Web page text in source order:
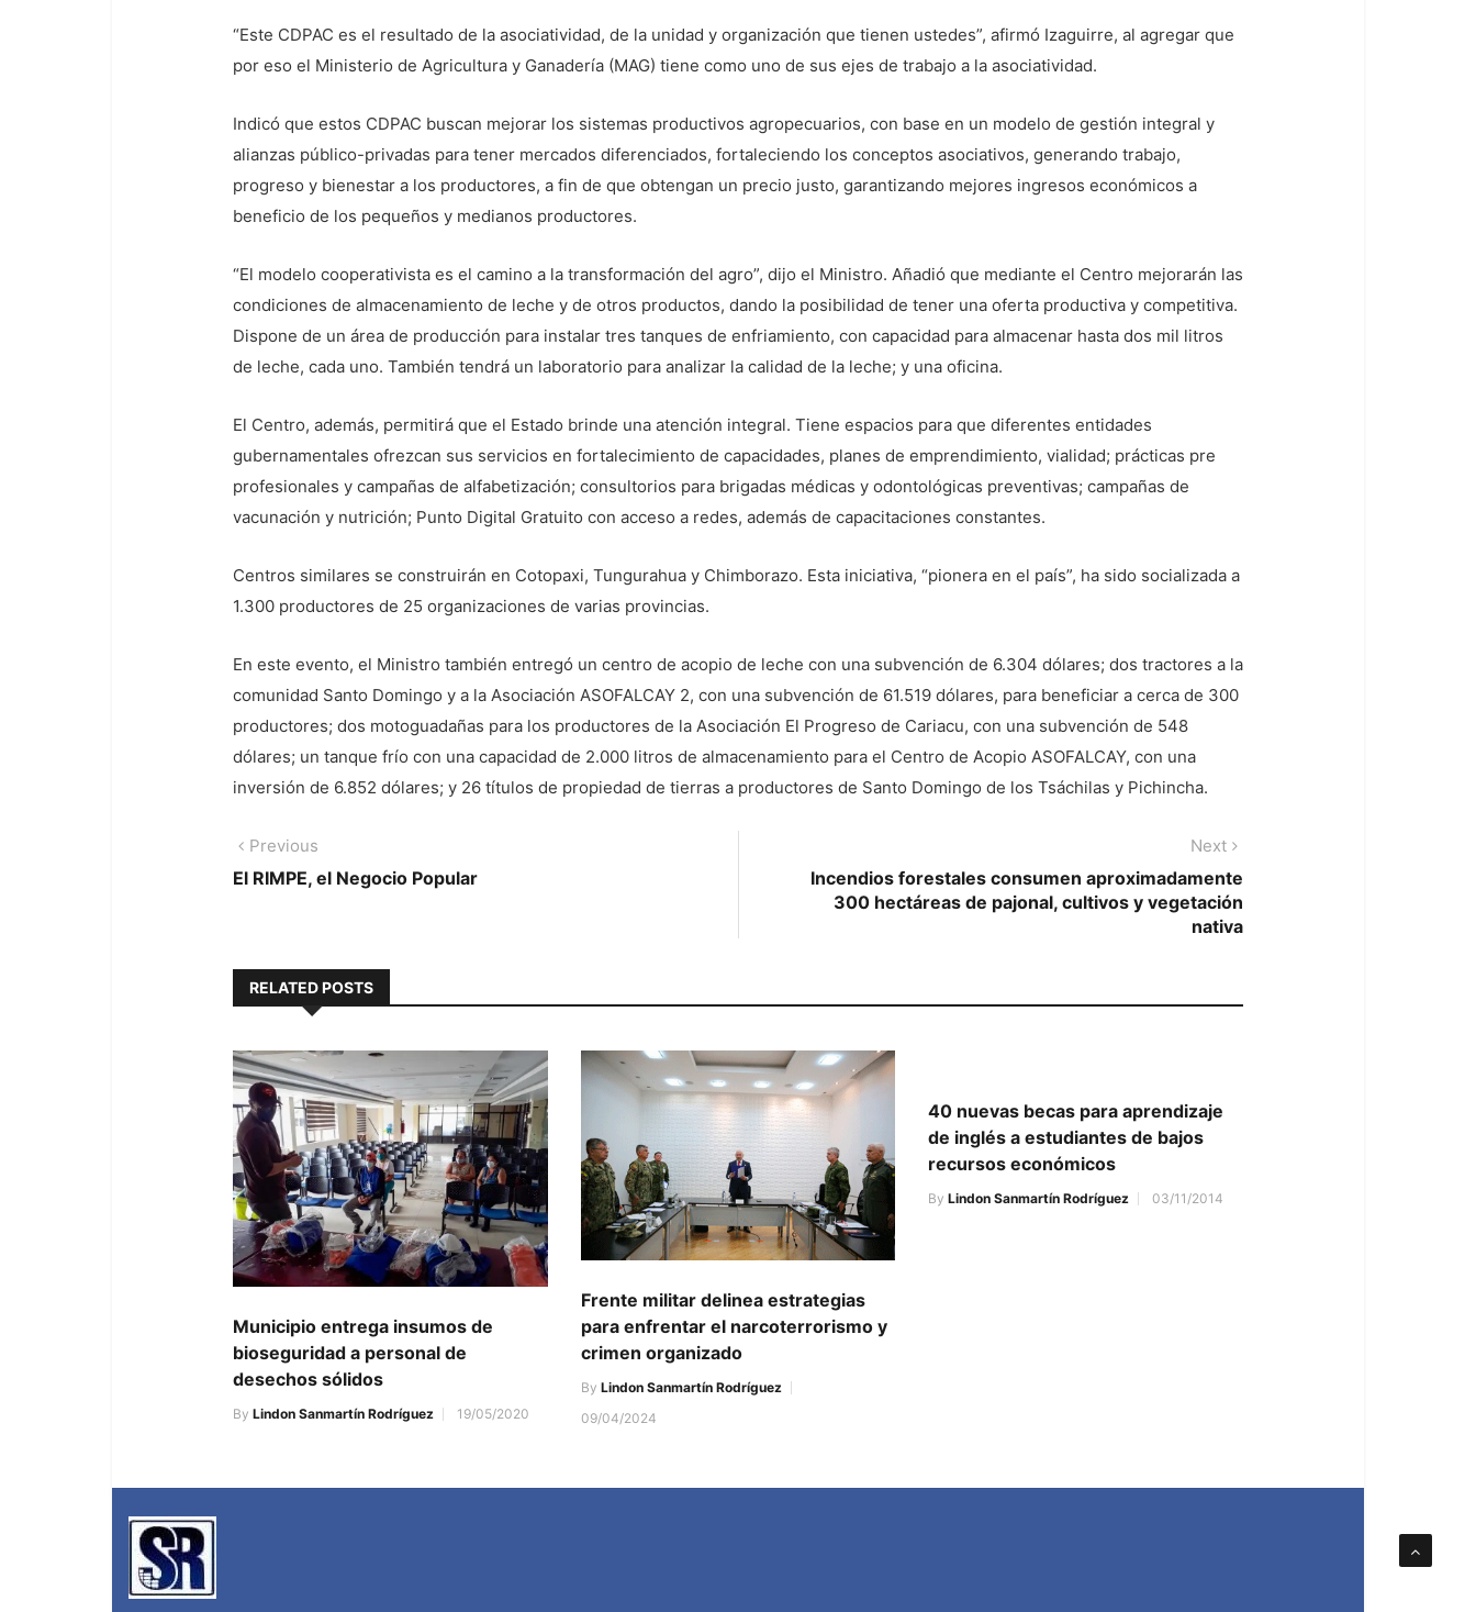
“Este CDPAC es el resultado de la asociatividad, de la unidad y organización que tienen ustedes”, afirmó Izaguirre, al agregar que
por eso el Ministerio de Agricultura y Ganadería (MAG) tiene como uno de sus ejes de trabajo a la asociatividad.
Indicó que estos CDPAC buscan mejorar los sistemas productivos agropecuarios, con base en un modelo de gestión integral y
alianzas público-privadas para tener mercados diferenciados, fortaleciendo los conceptos asociativos, generando trabajo,
progreso y bienestar a los productores, a fin de que obtengan un precio justo, garantizando mejores ingresos económicos a
beneficio de los pequeños y medianos productores.
“El modelo cooperativista es el camino a la transformación del agro”, dijo el Ministro. Añadió que mediante el Centro mejorarán las
condiciones de almacenamiento de leche y de otros productos, dando la posibilidad de tener una oferta productiva y competitiva.
Dispone de un área de producción para instalar tres tanques de enfriamiento, con capacidad para almacenar hasta dos mil litros
de leche, cada uno. También tendrá un laboratorio para analizar la calidad de la leche; y una oficina.
El Centro, además, permitirá que el Estado brinde una atención integral. Tiene espacios para que diferentes entidades
gubernamentales ofrezcan sus servicios en fortalecimiento de capacidades, planes de emprendimiento, vialidad; prácticas pre
profesionales y campañas de alfabetización; consultorios para brigadas médicas y odontológicas preventivas; campañas de
vacunación y nutrición; Punto Digital Gratuito con acceso a redes, además de capacitaciones constantes.
Centros similares se construirán en Cotopaxi, Tungurahua y Chimborazo. Esta iniciativa, “pionera en el país”, ha sido socializada a
1.300 productores de 25 organizaciones de varias provincias.
En este evento, el Ministro también entregó un centro de acopio de leche con una subvención de 6.304 dólares; dos tractores a la
comunidad Santo Domingo y a la Asociación ASOFALCAY 2, con una subvención de 61.519 dólares, para beneficiar a cerca de 300
productores; dos motoguadañas para los productores de la Asociación El Progreso de Cariacu, con una subvención de 548
dólares; un tanque frío con una capacidad de 2.000 litros de almacenamiento para el Centro de Acopio ASOFALCAY, con una
inversión de 6.852 dólares; y 26 títulos de propiedad de tierras a productores de Santo Domingo de los Tsáchilas y Pichincha.
Navegación
de
Previous
post:
El RIMPE, el Negocio Popular
Next
Incendios forestales consumen aproximadamente
300 hectáreas de pajonal, cultivos y vegetación
nativa
RELATED POSTS
Municipio entrega insumos de
bioseguridad a personal de
desechos sólidos
By Lindon Sanmartín Rodríguez 19/05/2020
Frente militar delinea estrategias
para enfrentar el narcoterrorismo y
crimen organizado
By Lindon Sanmartín Rodríguez
09/04/2024
40 nuevas becas para aprendizaje
de inglés a estudiantes de bajos
recursos económicos
ByLindon Sanmartín Rodríguez 03/11/2014